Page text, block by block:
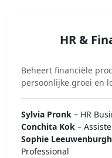
HR &
Beheert financiële
persoonlijke groei en
Sylvia Pronk – HR
Conchita Kok –
Sophie
Professional